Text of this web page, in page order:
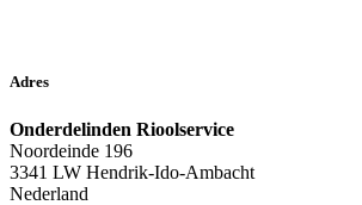
Adres
Onderdelinden Rioolservice
Noordeinde 196
3341 LW Hendrik-Ido-Ambacht
Nederland